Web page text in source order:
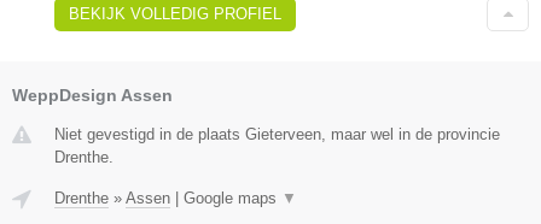
BEKIJK VOLLEDIG PROFIEL
WeppDesign Assen
Niet gevestigd in de plaats Gieterveen, maar wel in de provincie
Drenthe.
Drenthe » Assen Google maps ▼